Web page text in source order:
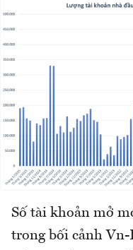
Số tài khoản mở
trong bối cảnh Vn-